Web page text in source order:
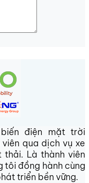
biến điện mặt trời
qua dịch vụ xe
thải. Là thành viên
tôi đồng hành cùng
triển bền vững.